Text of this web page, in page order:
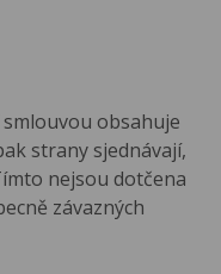
obsahuje
strany sjednávají,
nejsou dotčena
závazných